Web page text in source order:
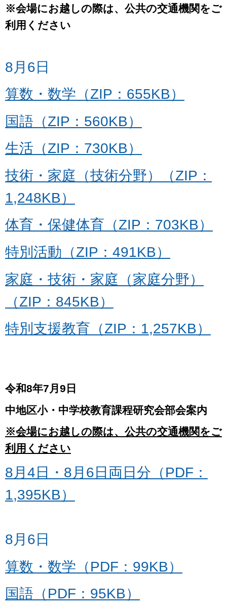
※会場にお越しの際は、公共の交通機関をご
利用ください
8月6日
算数・数学（ZIP：655KB）
国語（ZIP：560KB）
生活（ZIP：730KB）
技術・家庭（技術分野）（ZIP：
1,248KB）
体育・保健体育（ZIP：703KB）
特別活動（ZIP：491KB）
家庭・技術・家庭（家庭分野）
（ZIP：845KB）
特別支援教育（ZIP：1,257KB）
令和8年7月9日
中地区小・中学校教育課程研究会部会案内
※会場にお越しの際は、公共の交通機関をご
利用ください
8月4日・8月6日両日分（PDF：
1,395KB）
8月6日
算数・数学（PDF：99KB）
国語（PDF：95KB）